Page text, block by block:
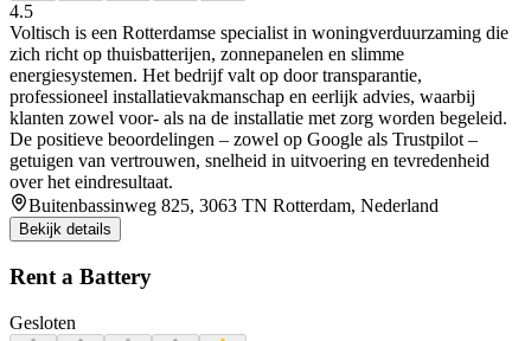
4.5
Voltisch is een Rotterdamse specialist in woningverduurzaming die
zich richt op thuisbatterijen, zonnepanelen en slimme
energiesystemen. Het bedrijf valt op door transparantie,
professioneel installatievakmanschap en eerlijk advies, waarbij
klanten zowel voor- als na de installatie met zorg worden begeleid.
De positieve beoordelingen – zowel op Google als Trustpilot –
getuigen van vertrouwen, snelheid in uitvoering en tevredenheid
over het eindresultaat.
Buitenbassinweg 825, 3063 TN Rotterdam, Nederland
Bekijk details
Rent a Battery
Gesloten